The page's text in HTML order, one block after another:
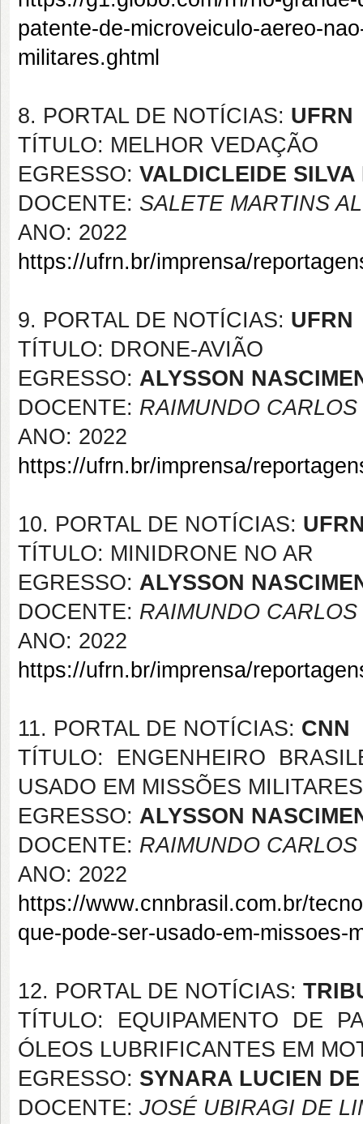
patente-de-microveiculo-aereo-
militares.ghtml
8. PORTAL DE NOTÍCIAS: UFRN
TÍTULO: MELHOR VEDAÇÃO
EGRESSO: VALDICLEIDE SILVA
DOCENTE: SALETE MARTINS
ANO: 2022
https://ufrn.br/imprensa/
9. PORTAL DE NOTÍCIAS: UFRN
TÍTULO: DRONE-AVIÃO
EGRESSO: ALYSSON
DOCENTE: RAIMUNDO
ANO: 2022
https://ufrn.br/imprensa/
10. PORTAL DE NOTÍCIAS:
TÍTULO: MINIDRONE NO AR
EGRESSO: ALYSSON
DOCENTE: RAIMUNDO
ANO: 2022
https://ufrn.br/imprensa/
11. PORTAL DE NOTÍCIAS: CNN
TÍTULO: ENGENHEIRO
USADO EM MISSÕES MILITARES
EGRESSO: ALYSSON
DOCENTE: RAIMUNDO
ANO: 2022
https://www.cnnbrasil.com.br/
que-pode-ser-usado-em-missoes-
12. PORTAL DE NOTÍCIAS:
TÍTULO: EQUIPAMENTO DE
ÓLEOS LUBRIFICANTES EM
EGRESSO: SYNARA LUCIEN
DOCENTE: JOSÉ UBIRAGI DE